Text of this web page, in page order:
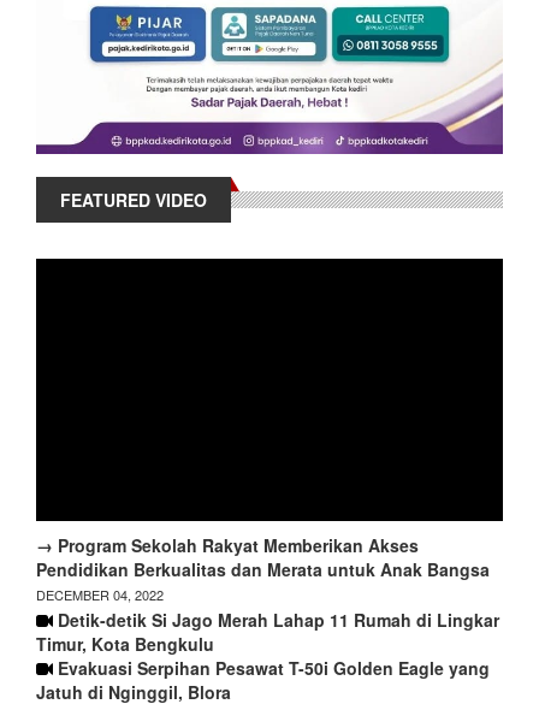
FEATURED VIDEO
→ Program Sekolah Rakyat Memberikan Akses
Pendidikan Berkualitas dan Merata untuk Anak Bangsa
DECEMBER 04, 2022
Detik-detik Si Jago Merah Lahap 11 Rumah di Lingkar
Timur, Kota Bengkulu
Evakuasi Serpihan Pesawat T-50i Golden Eagle yang
Jatuh di Nginggil, Blora